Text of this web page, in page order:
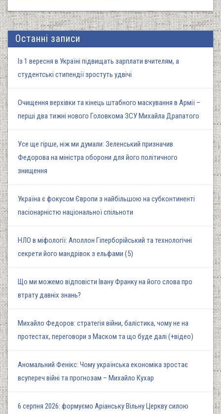
Останні записи
Із 1 вересня в Україні підвищать зарплати вчителям, а
студентські стипендії зростуть удвічі
Очищення верхівки та кінець штабного маскування в Армії –
перші два тижні нового Головкома ЗСУ Михайла Драпатого
Усе ще гірше, ніж ми думали: Зеленський призначив
Федорова на міністра оборони для його політичного
знищення
Україна є фокусом Європи з найбільшою на субконтиненті
пасіонарністю національної спільноти
НЛО в міфології: Аполлон Гіперборійський та технологічні
секрети його мандрівок з ельфами (5)
Що ми можемо відповісти Івану Франку на його слова про
втрату давніх знань?
Михайло Федоров: стратегія війни, балістика, чому не на
протестах, переговори з Маском та що буде далі (+відео)
Аномальний Фенікс: Чому українська економіка зростає
всупереч війні та прогнозам – Михайло Кухар
6 серпня 2026: формуємо Аріанську Вільну Церкву силою